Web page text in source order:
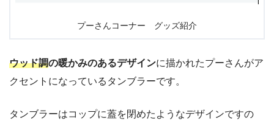
プーさんコーナー グッズ紹介
ウッド調の暖かみのあるデザインに描かれたプーさんがア
クセントになっているタンブラーです。
タンブラーはコップに蓋を閉めたようなデザインですの